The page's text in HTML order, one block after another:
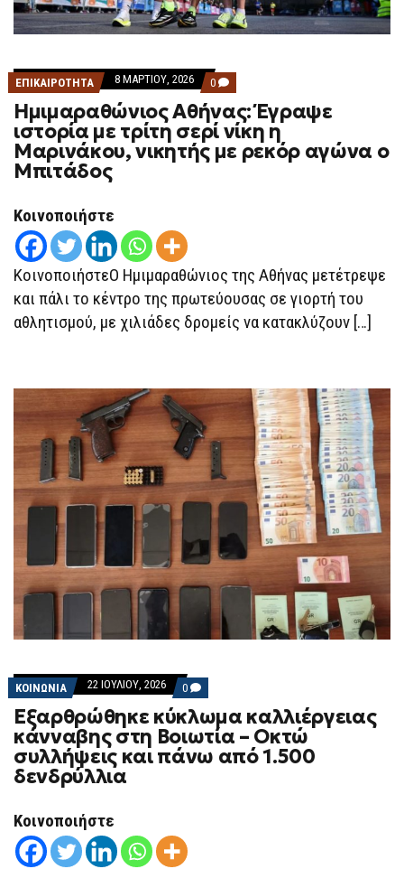
ΕΠΙΚΑΙΡΟΤΗΤΑ 8 ΜΑΡΤΊΟΥ, 2026 0 COMMENTS
ON
ΗΜΙΜΑΡΑΘΏΝΙΟΣ
ΑΘΉΝΑΣ:
ΈΓΡΑΨΕ
ΙΣΤΟΡΊΑ
ΜΕ
ΡΕΚΌΡ
ΑΓΏΝΑ
Ο
ΜΠΙΤΆΔΟΣ
Ημιμαραθώνιος Αθήνας: Έγραψε
ιστορία με τρίτη σερί νίκη η
Μαρινάκου, νικητής με ρεκόρ αγώνα ο
Μπιτάδος
Κοινοποιήστε
ΚοινοποιήστεΟ Ημιμαραθώνιος της Αθήνας μετέτρεψε
και πάλι το κέντρο της πρωτεύουσας σε γιορτή του
αθλητισμού, με χιλιάδες δρομείς να κατακλύζουν […]
ΚΟΙΝΩΝΙΑ 22 ΙΟΥΛΊΟΥ, 2026 0 COMMENTS
ON
ΕΞΑΡΘΡΏΘΗΚΕ
ΚΎΚΛΩΜΑ
ΚΑΛΛΙΈΡΓΕΙΑΣ
ΚΆΝΝΑΒΗΣ
Εξαρθρώθηκε κύκλωμα καλλιέργειας
κάνναβης στη Βοιωτία – Οκτώ
συλλήψεις και πάνω από 1.500
δενδρύλλια
Κοινοποιήστε